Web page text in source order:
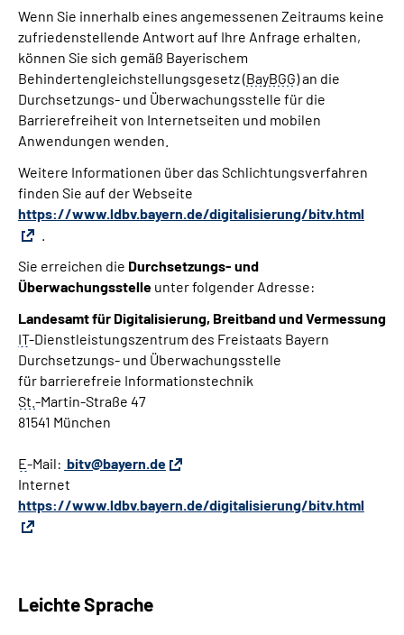
Wenn Sie innerhalb eines angemessenen Zeitraums keine
zufriedenstellende Antwort auf Ihre Anfrage erhalten,
können Sie sich gemäß Bayerischem
Behindertengleichstellungsgesetz (BayBGG) an die
Durchsetzungs- und Überwachungsstelle für die
Barrierefreiheit von Internetseiten und mobilen
Anwendungen wenden.
Weitere Informationen über das Schlichtungsverfahren
finden Sie auf der Webseite
https://www.ldbv.bayern.de/digitalisierung/bitv.html
Sie erreichen die Durchsetzungs- und
Überwachungsstelle unter folgender Adresse:
Landesamt für Digitalisierung, Breitband und Vermessung
IT-Dienstleistungszentrum des Freistaats Bayern
Durchsetzungs- und Überwachungsstelle
für barrierefreie Informationstechnik
St. -Martin-Straße 47
81541 München
E-Mail: bitv@bayern.de
Internet
https://www.ldbv.bayern.de/digitalisierung/bitv.html
Leichte Sprache